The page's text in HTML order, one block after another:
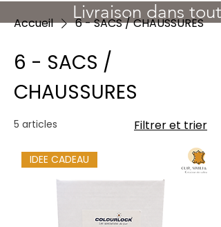
Livraison dans
Accueil 6 - SACS / CHAUSSURES
6 - SACS /
CHAUSSURES
5 articles Filtrer et trier
IDEE CADEAU